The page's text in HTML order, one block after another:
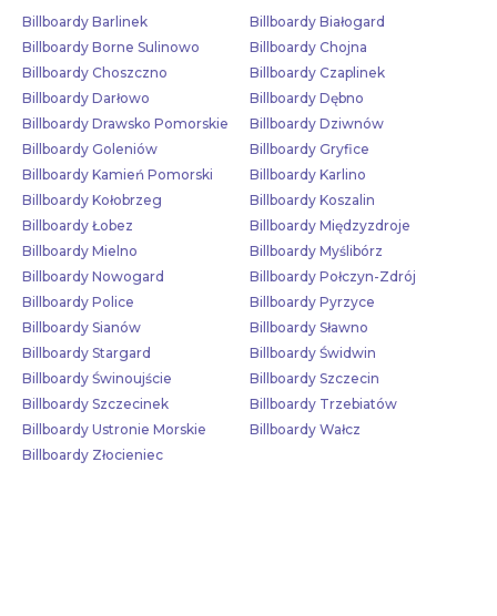
Billboardy Barlinek
Billboardy Białogard
Billboardy Borne Sulinowo
Billboardy Chojna
Billboardy Choszczno
Billboardy Czaplinek
Billboardy Darłowo
Billboardy Dębno
Billboardy Drawsko Pomorskie
Billboardy Dziwnów
Billboardy Goleniów
Billboardy Gryfice
Billboardy Kamień Pomorski
Billboardy Karlino
Billboardy Kołobrzeg
Billboardy Koszalin
Billboardy Łobez
Billboardy Międzyzdroje
Billboardy Mielno
Billboardy Myślibórz
Billboardy Nowogard
Billboardy Połczyn-Zdrój
Billboardy Police
Billboardy Pyrzyce
Billboardy Sianów
Billboardy Sławno
Billboardy Stargard
Billboardy Świdwin
Billboardy Świnoujście
Billboardy Szczecin
Billboardy Szczecinek
Billboardy Trzebiatów
Billboardy Ustronie Morskie
Billboardy Wałcz
Billboardy Złocieniec